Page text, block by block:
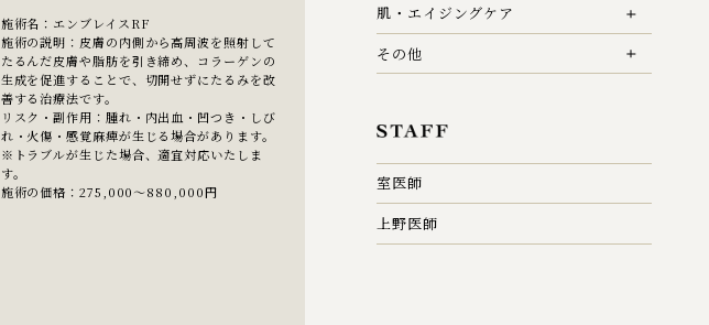
施術名：エンブレイスRF
施術の説明：皮膚の内側から高周波を照射して
たるんだ皮膚や脂肪を引き締め、コラーゲンの
生成を促進することで、切開せずにたるみを改
善する治療法です。
リスク・副作用：腫れ・内出血・凹つき・しび
れ・火傷・感覚麻痺が生じる場合があります。
※トラブルが生じた場合、適宜対応いたしま
す。
施術の価格：275,000～880,000円
肌・エイジングケア
その他
室医師
上野医師